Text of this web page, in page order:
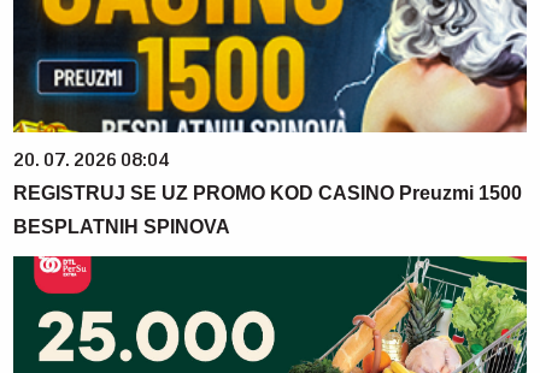
20. 07. 2026 08:04
REGISTRUJ SE UZ PROMO KOD CASINO Preuzmi 1500
BESPLATNIH SPINOVA